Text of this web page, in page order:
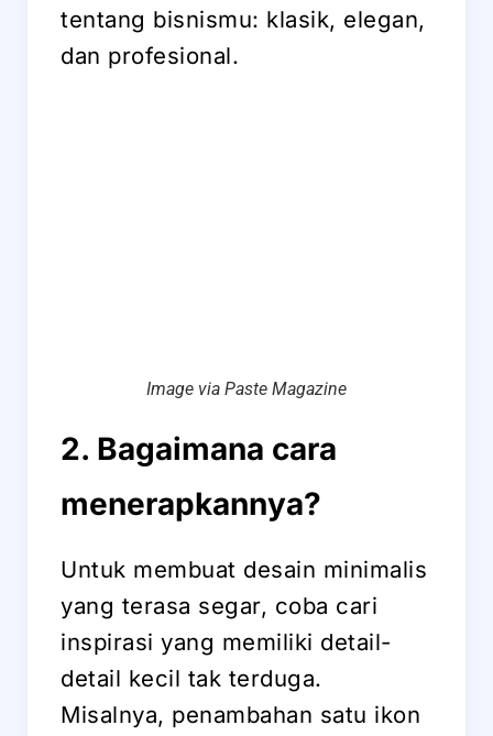
tentang bisnismu: klasik, elegan,
dan profesional.
Image via Paste Magazine
2. Bagaimana cara
menerapkannya?
Untuk membuat desain minimalis
yang terasa segar, coba cari
inspirasi yang memiliki detail-
detail kecil tak terduga.
Misalnya, penambahan satu ikon